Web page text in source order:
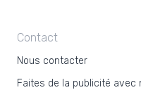
Contact
Nous contacter
Faites de la publicité avec